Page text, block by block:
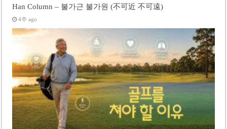
Han Column – 불가근 불가원 (不可近 不可遠)
4주 ago